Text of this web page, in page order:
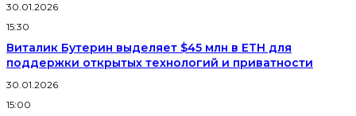
30.01.2026
15:30
Виталик Бутерин выделяет $45 млн в ETH для
поддержки открытых технологий и приватности
30.01.2026
15:00